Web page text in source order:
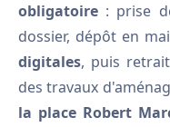
obligatoire : prise
dossier, dépôt en
digitales, puis
des travaux
la place Robert